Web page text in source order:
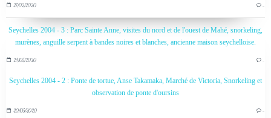
27/02/2020 …
Seychelles 2004 - 3 : Parc Sainte Anne, visites du nord et de l'ouest de Mahé, snorkeling,
murènes, anguille serpent à bandes noires et blanches, ancienne maison seychelloise.
24/05/2020 …
Seychelles 2004 - 2 : Ponte de tortue, Anse Takamaka, Marché de Victoria, Snorkeling et
observation de ponte d'oursins
20/05/2020 …